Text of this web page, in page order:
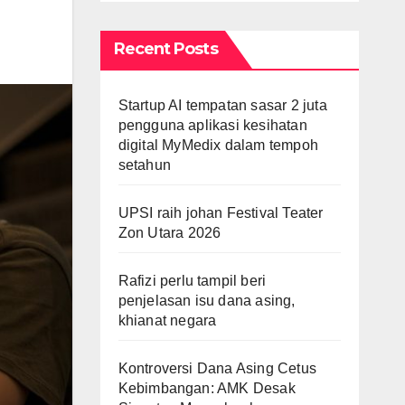
Recent Posts
Startup AI tempatan sasar 2 juta
pengguna aplikasi kesihatan
digital MyMedix dalam tempoh
setahun
UPSI raih johan Festival Teater
Zon Utara 2026
Rafizi perlu tampil beri
penjelasan isu dana asing,
khianat negara
Kontroversi Dana Asing Cetus
Kebimbangan: AMK Desak